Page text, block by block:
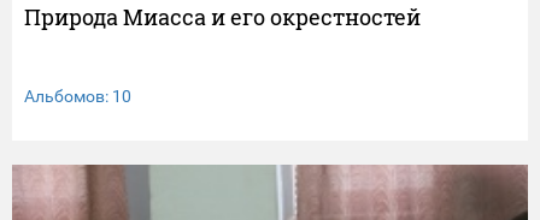
Природа Миасса и его окрестностей
Альбомов: 10